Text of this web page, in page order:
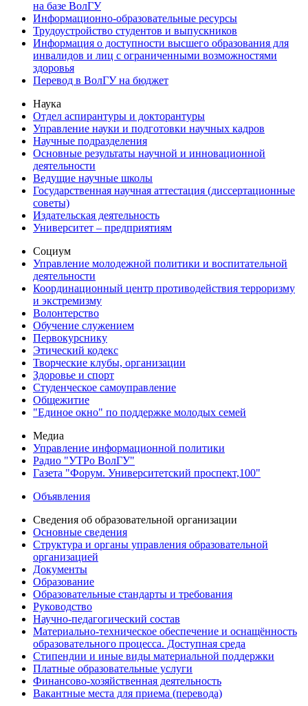
на базе ВолГУ
Информационно-образовательные ресурсы
Трудоустройство студентов и выпускников
Информация о доступности высшего образования для
инвалидов и лиц с ограниченными возможностями
здоровья
Перевод в ВолГУ на бюджет
Наука
Отдел аспирантуры и докторантуры
Управление науки и подготовки научных кадров
Научные подразделения
Основные результаты научной и инновационной
деятельности
Ведущие научные школы
Государственная научная аттестация (диссертационные
советы)
Издательская деятельность
Университет – предприятиям
Социум
Управление молодежной политики и воспитательной
деятельности
Координационный центр противодействия терроризму
и экстремизму
Волонтерство
Обучение служением
Первокурснику
Этический кодекс
Творческие клубы, организации
Здоровье и спорт
Студенческое самоуправление
Общежитие
"Единое окно" по поддержке молодых семей
Медиа
Управление информационной политики
Радио "УТРо ВолГУ"
Газета "Форум. Университетский проспект,100"
Объявления
Сведения об образовательной организации
Основные сведения
Структура и органы управления образовательной
организацией
Документы
Образование
Образовательные стандарты и требования
Руководство
Научно-педагогический состав
Материально-техническое обеспечение и оснащённость
образовательного процесса. Доступная среда
Стипендии и иные виды материальной поддержки
Платные образовательные услуги
Финансово-хозяйственная деятельность
Вакантные места для приема (перевода)